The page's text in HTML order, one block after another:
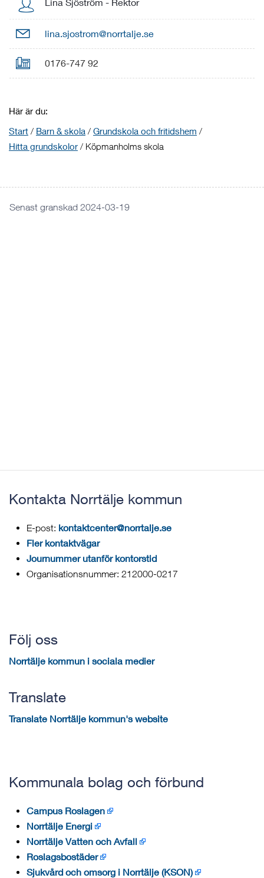
 lina.sjostrom@norrtalje.se
 0176-747 92
Här är du:
Start / Barn & skola / Grundskola och fritidshem /
Hitta grundskolor / Köpmanholms skola
Senast granskad 2024-03-19
Kontakta Norrtälje kommun
E-post: kontaktcenter@norrtalje.se
Fler kontaktvägar
Journummer utanför kontorstid
Organisationsnummer: 212000-0217
Följ oss
Norrtälje kommun i sociala medier
Translate
Translate Norrtälje kommun's website
Kommunala bolag och förbund
Campus Roslagen
Norrtälje Energi
Norrtälje Vatten och Avfall
Roslagsbostäder
Sjukvård och omsorg i Norrtälje (KSON)